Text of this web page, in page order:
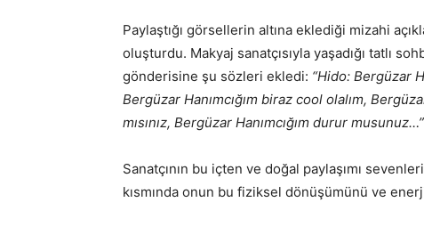
Paylaştığı görsellerin altına eklediği mizahi
oluşturdu. Makyaj sanatçısıyla yaşadığı tatlı
gönderisine şu sözleri ekledi: “Hido: Bergüzar
Bergüzar Hanımcığım biraz cool olalım,
mısınız, Bergüzar Hanımcığım durur musunuz…”
Sanatçının bu içten ve doğal paylaşımı
kısmında onun bu fiziksel dönüşümünü ve